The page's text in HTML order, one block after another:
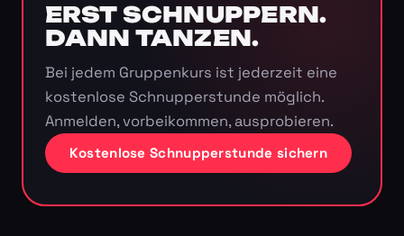
ERST SCHNUPPERN.
DANN TANZEN.
Bei jedem Gruppenkurs ist jederzeit eine
kostenlose Schnupperstunde möglich.
Anmelden, vorbeikommen, ausprobieren.
Kostenlose Schnupperstunde sichern